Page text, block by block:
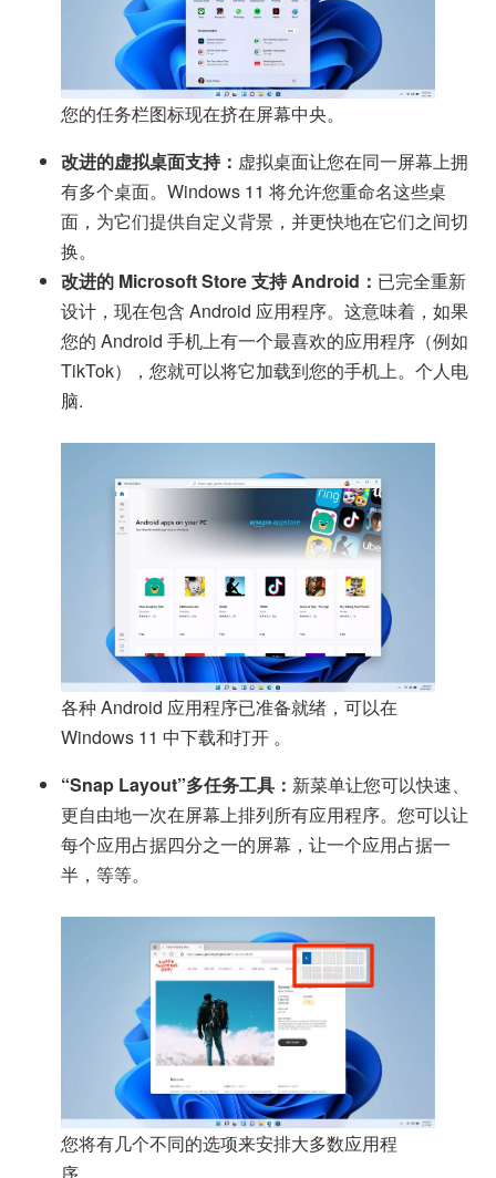
您的任务栏图标现在挤在屏幕中央。
改进的虚拟桌面支持： 虚拟桌面让您在同一屏幕上拥
有多个桌面。Windows 11 将允许您重命名这些桌
面，为它们提供自定义背景，并更快地在它们之间切
换。
改进的 Microsoft Store 支持 Android： 已完全重新
设计，现在包含 Android 应用程序。这意味着，如果
您的 Android 手机上有一个最喜欢的应用程序（例如
TikTok），您就可以将它加载到您的手机上。 个人电
脑.
各种 Android 应用程序已准备就绪，可以在
Windows 11 中下载和打开 。
“Snap Layout”多任务工具： 新菜单让您可以快速、
更自由地一次在屏幕上排列所有应用程序。您可以让
每个应用占据四分之一的屏幕，让一个应用占据一
半，等等。
您将有几个不同的选项来安排大多数应用程
序。